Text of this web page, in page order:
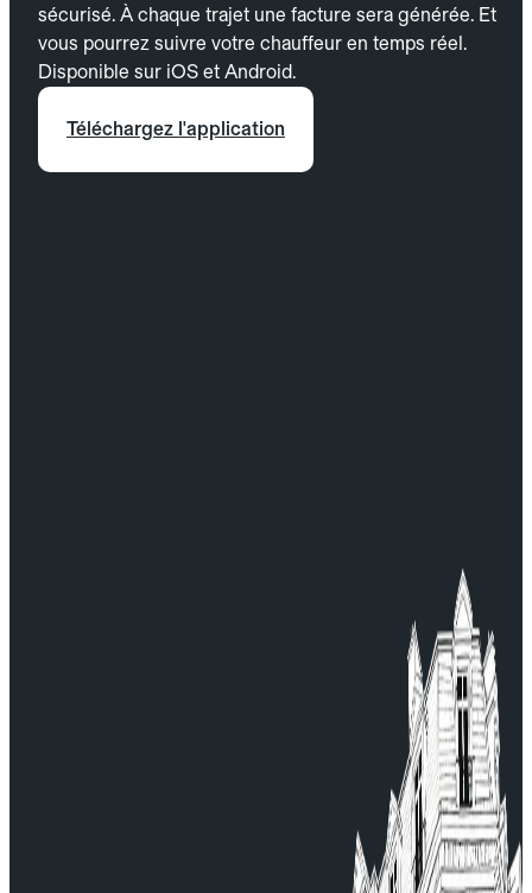
sécurisé. À chaque trajet une facture sera générée. Et
vous pourrez suivre votre chauffeur en temps réel.
Disponible sur iOS et Android.
Téléchargez l'application